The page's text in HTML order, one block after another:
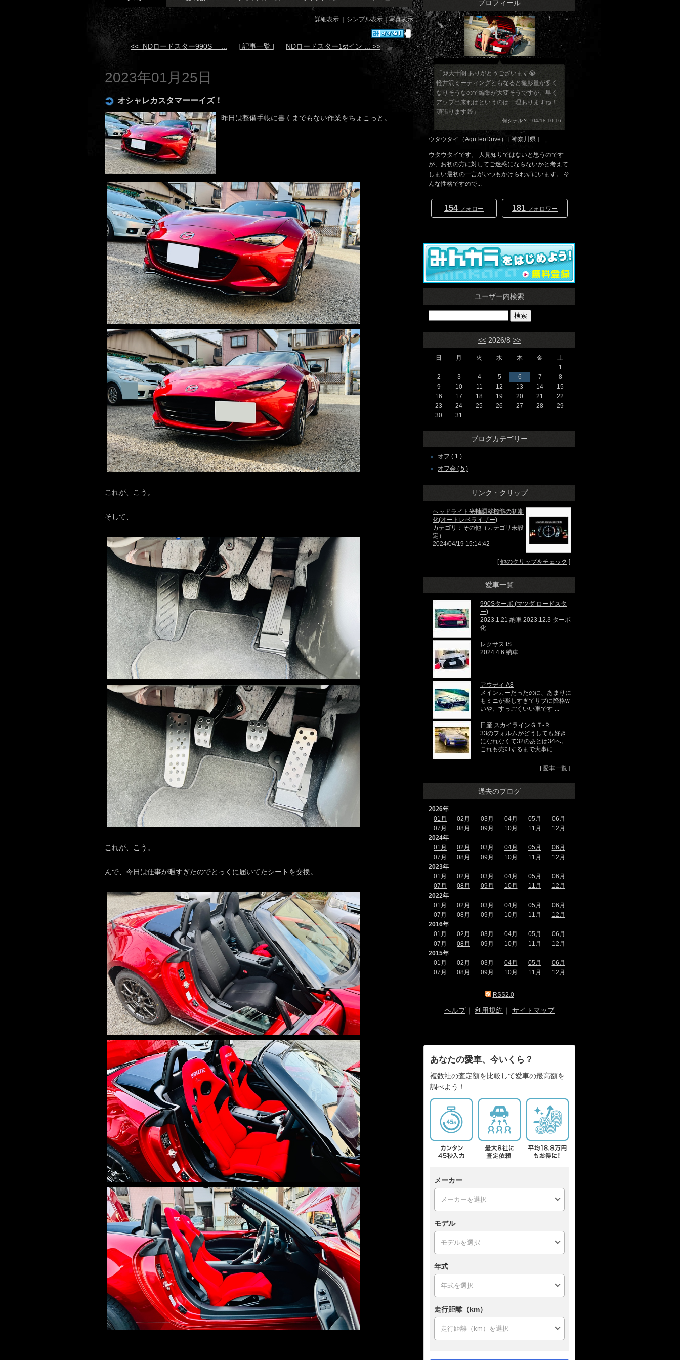
詳細表示 シンプル表示 ｜写真表示
<< NDロードスター990S ... | 記事一覧 | NDロードスター1stイン ... >>
2023年01月25日
オシャレカスタマーーイズ！
昨日は整備手帳に書くまでもない作業をちょこっと。
これが、こう。
そして、
これが、こう。
んで、今日は仕事が暇すぎたのでとっくに届いてたシートを交換。
プロフィール
「@大十朗 ありがとうございます😭
軽井沢ミーティングともなると撮影量が多く
なりそうなので編集が大変そうですが、早く
アップ出来ればというのは一理ありますね！
頑張ります😄」
何シテル？ 04/18 10:16
ウタウタイ（AquTeoDrive） [神奈川県 ]
ウタウタイです。 人見知りではないと思うのです
が、お初の方に対してご迷惑にならないかと考えて
しまい最初の一言がいつもかけられずにいます。 そ
んな性格ですので...
154 フォロー 181 フォロワー
ユーザー内検索
<< 2026/8 >>
日 月 火 水 木 金
土
1
2
3 4 5 6 7
8
9
10 11 12 13 14
15
16
17 18 19 20 21
22
23
24 25 26 27 28
29
30
31
ブログカテゴリー
オフ ( 1 )
オフ会 ( 5 )
リンク・クリップ
ヘッドライト光軸調整機能の初期
化(オートレベライザー)
カテゴリ：その他（カテゴリ未設
定）
2024/04/19 15:14:42
[他のクリップをチェック ]
愛車一覧
990Sターボ (マツダ ロードスタ
ー)
2023.1.21 納車 2023.12.3 ターボ
化
レクサス IS
2024.4.6 納車
アウディ A8
メインカーだったのに、あまりに
もミニが楽しすぎてサブに降格w
いや、すっごくいい車です ...
日産 スカイラインＧＴ‐Ｒ
33のフォルムがどうしても好き
になれなくて32のあとは34へ。
これも売却するまで大事に ...
[愛車一覧 ]
過去のブログ
2026年
01月
02月 03月 04月 05月
06月
07月
08月 09月 10月 11月
12月
2024年
01月
02月 03月 04月 05月
06月
07月
08月 09月 10月 11月
12月
2023年
01月
02月 03月 04月 05月
06月
07月
08月 09月 10月 11月
12月
2022年
01月
02月 03月 04月 05月
06月
07月
08月 09月 10月 11月
12月
2016年
01月
02月 03月 04月 05月
06月
07月
08月 09月 10月 11月
12月
2015年
01月
02月 03月 04月 05月
06月
07月
08月 09月 10月 11月 12月
RSS2.0
ヘルプ｜ 利用規約 ｜ サイトマップ
あなたの愛車、今いくら？
複数社の査定額を比較して愛車の最高額を
調べよう！
メーカー
モデル
年式
走行距離（km）